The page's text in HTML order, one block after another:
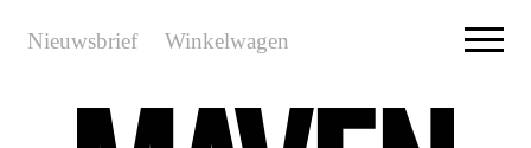
Nieuwsbrief Winkelwagen